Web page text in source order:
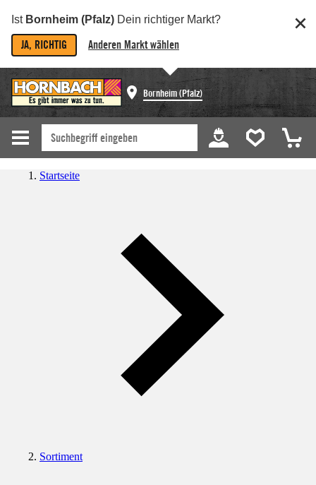
Ist Bornheim (Pfalz) Dein richtiger Markt?
JA, RICHTIG Anderen Markt wählen
Bornheim (Pfalz)
Startseite
Sortiment